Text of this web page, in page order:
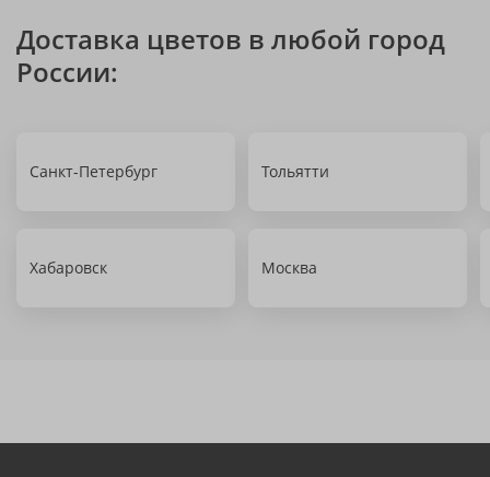
Доставка цветов в любой город
России:
Санкт-Петербург Тольятти
Хабаровск Москва